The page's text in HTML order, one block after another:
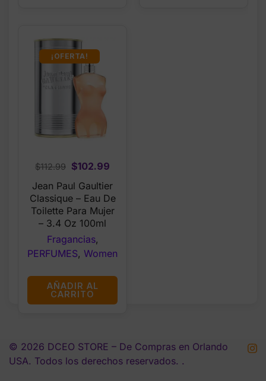
¡OFERTA!
$112.99 Original
price
was:
$112.99.
$102.99
is:
$102.99.
Jean Paul Gaultier
Classique – Eau De
Toilette Para Mujer
– 3.4 Oz 100ml
Fragancias,
PERFUMES, Women
AÑADIR AL
CARRITO
© 2026 DCEO STORE – De Compras en Orlando
USA. Todos los derechos reservados. .